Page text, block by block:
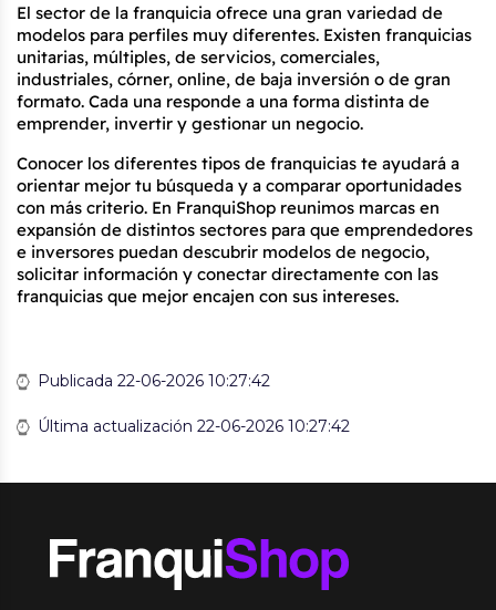
El sector de la franquicia ofrece una gran variedad de
modelos para perfiles muy diferentes. Existen franquicias
unitarias, múltiples, de servicios, comerciales,
industriales, córner, online, de baja inversión o de gran
formato. Cada una responde a una forma distinta de
emprender, invertir y gestionar un negocio.
Conocer los diferentes tipos de franquicias te ayudará a
orientar mejor tu búsqueda y a comparar oportunidades
con más criterio. En FranquiShop reunimos marcas en
expansión de distintos sectores para que emprendedores
e inversores puedan descubrir modelos de negocio,
solicitar información y conectar directamente con las
franquicias que mejor encajen con sus intereses.
Publicada 22-06-2026 10:27:42
Última actualización 22-06-2026 10:27:42